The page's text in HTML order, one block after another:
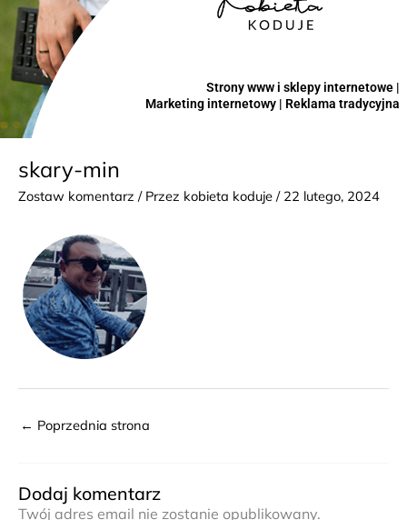
Strony www i sklepy internetowe |
Marketing internetowy | Reklama tradycyjna
skary-min
Zostaw komentarz / Przez kobieta koduje / 22 lutego, 2024
← Poprzednia strona
Dodaj komentarz
Twój adres email nie zostanie opublikowany.